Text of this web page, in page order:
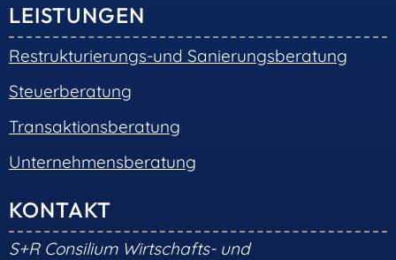
LEISTUNGEN
Restrukturierungs-und Sanierungsberatung
Steuerberatung
Transaktionsberatung
Unternehmensberatung
KONTAKT
S+R Consilium Wirtschafts- und